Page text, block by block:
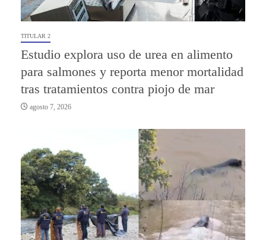
TITULAR 2
Estudio explora uso de urea en alimento
para salmones y reporta menor mortalidad
tras tratamientos contra piojo de mar
agosto 7, 2026